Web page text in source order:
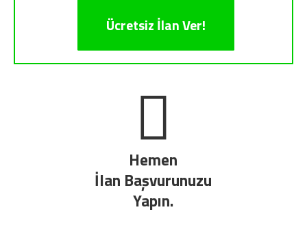
Ücretsiz İlan Ver!
Hemen
İlan Başvurunuzu
Yapın.